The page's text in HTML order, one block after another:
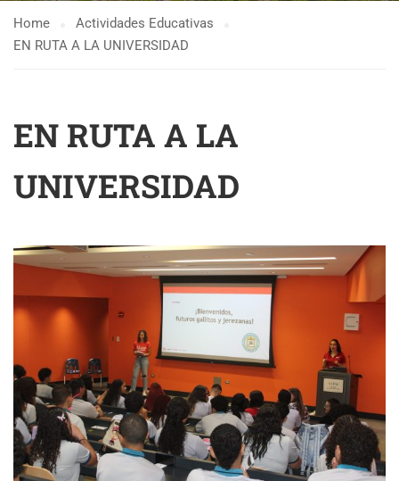
Home
Actividades Educativas
EN RUTA A LA UNIVERSIDAD
EN RUTA A LA
UNIVERSIDAD